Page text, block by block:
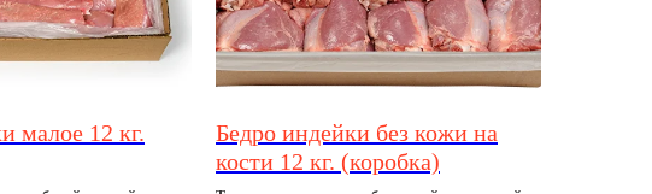
малое 12 кг.
Бедро индейки без кожи на
кости 12 кг. (коробка)